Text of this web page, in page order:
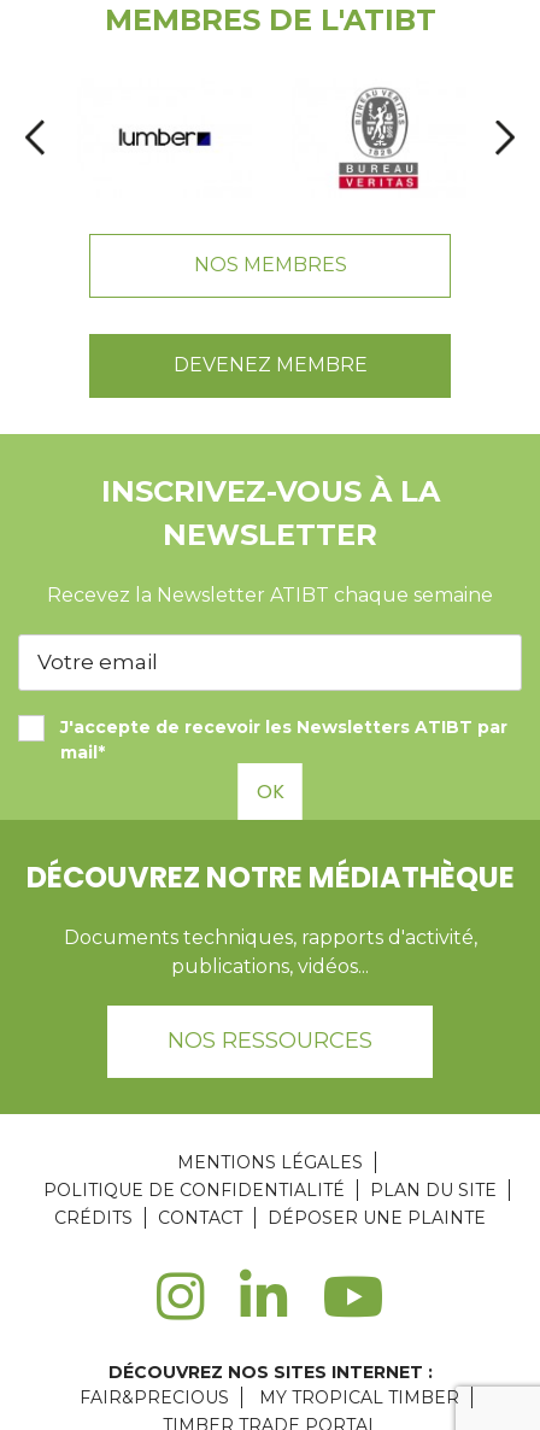
MEMBRES DE L'ATIBT
NOS MEMBRES
DEVENEZ MEMBRE
INSCRIVEZ-VOUS À LA
NEWSLETTER
Recevez la Newsletter ATIBT chaque semaine
J'accepte de recevoir les Newsletters ATIBT par
mail*
OK
DÉCOUVREZ NOTRE MÉDIATHÈQUE
Documents techniques, rapports d'activité,
publications, vidéos...
NOS RESSOURCES
MENTIONS LÉGALES
POLITIQUE DE CONFIDENTIALITÉ
PLAN DU SITE
CRÉDITS
CONTACT DÉPOSER UNE PLAINTE
DÉCOUVREZ NOS SITES INTERNET :
FAIR&PRECIOUS
MY TROPICAL TIMBER
TIMBER TRADE PORTAL